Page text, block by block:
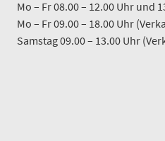
Mo – Fr 08.00 – 12.00 Uhr und
Mo – Fr 09.00 – 18.00 Uhr
Samstag 09.00 – 13.00 Uhr